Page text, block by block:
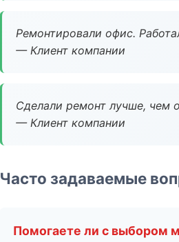
Ремонтировали офис.
— Клиент компании
Сделали ремонт лучше, чем
— Клиент компании
Часто задаваемые
Помогаете ли с выбором